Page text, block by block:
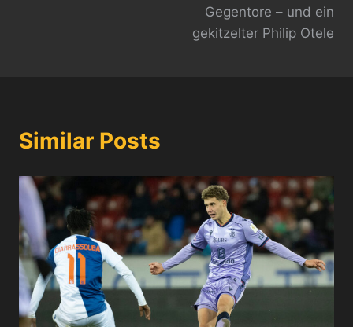
Gegentore – und ein
gekitzelter Philip Otele
Similar Posts